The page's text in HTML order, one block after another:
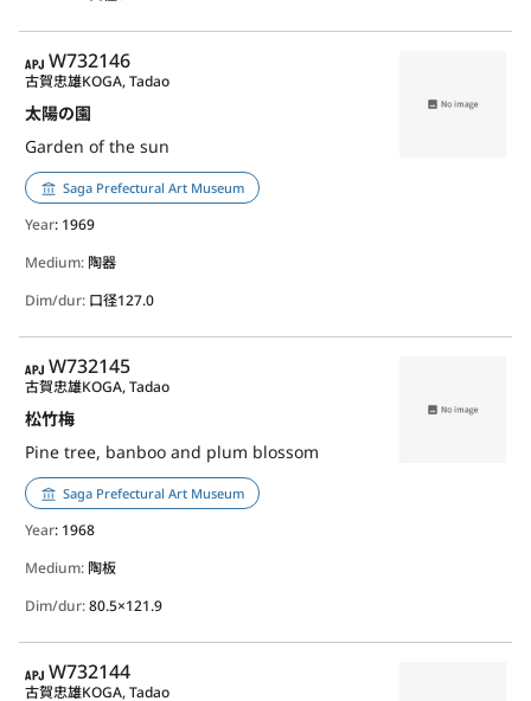
APJ
W732146
太陽の園
Garden of the sun
古賀忠雄KOGA, Tadao
Saga Prefectural Art Museum
Year: 1969
Medium: 陶器
Dim/dur: 口径127.0
APJ
W732145
松竹梅
Pine tree, banboo and plum blossom
古賀忠雄KOGA, Tadao
Saga Prefectural Art Museum
Year: 1968
Medium: 陶板
Dim/dur:80.5×121.9
APJ
W732144
古賀忠雄KOGA, Tadao